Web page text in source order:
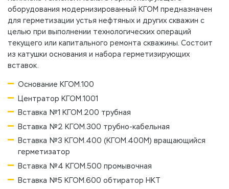
оборудования модернизированный КГОМ предназначен
для герметизации устья нефтяных и других скважин с
целью при выполнении технологических операций
текущего или капитального ремонта скважины. Состоит
из катушки основания и набора герметизирующих
вставок.
Основание КГОМ.100
Центратор КГОМ.1001
Вставка №1 КГОМ.200 трубная
Вставка №2 КГОМ.300 трубно-кабельная
Вставка №3 КГОМ.400 (КГОМ.400М) вращающийся
герметизатор
Вставка №4 КГОМ.500 промывочная
Вставка №5 КГОМ.600 обтиратор НКТ